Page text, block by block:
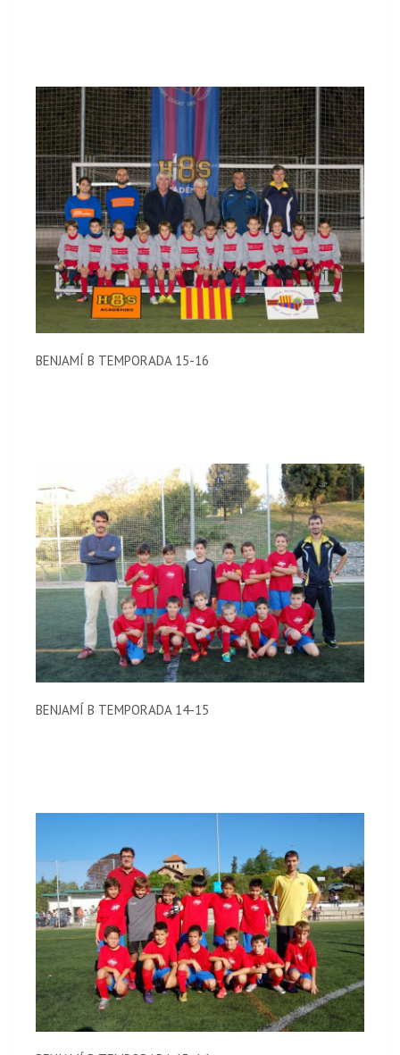
BENJAMÍ B TEMPORADA 15-16
BENJAMÍ B TEMPORADA 14-15